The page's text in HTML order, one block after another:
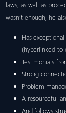
laws, as well as
wasn’t enough, he
Has
(hyperlinked to
Testimonials
Strong
Problem
A resourceful
And follows